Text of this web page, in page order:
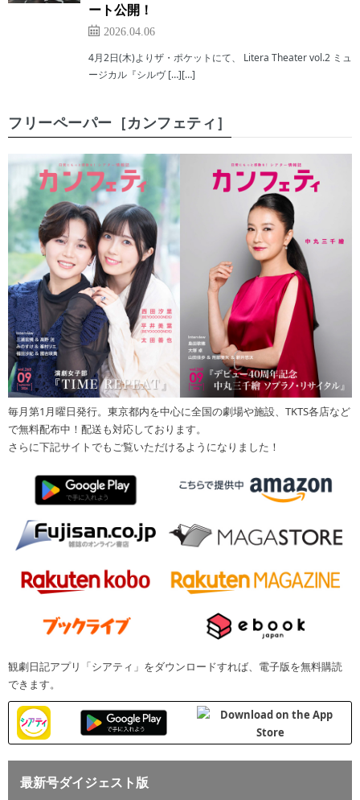
ート公開！
2026.04.06
4月2日(木)よりザ・ポケットにて、 Litera Theater vol.2 ミュ
ージカル『シルヴ […][…]
フリーペーパー［カンフェティ］
毎月第1月曜日発行。東京都内を中心に全国の劇場や施設、TKTS各店など
で無料配布中！配送も対応しております。
さらに下記サイトでもご覧いただけるようになりました！
観劇日記アプリ「シアティ」をダウンロードすれば、電子版を無料購読
できます。
最新号ダイジェスト版